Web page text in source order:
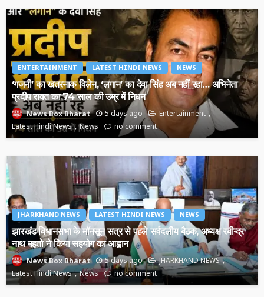
ENTERTAINMENT LATEST HINDI NEWS NEWS
‘गजनी’ का खतरनाक विलेन, ‘लगान’ का देवा सिंह अब नहीं रहा… अभिनेता
प्रदीप रावत का 74 साल की उम्र में निधन
News Box Bharat 5 days ago
Entertainment
Latest Hindi News
News no comment
JHARKHAND NEWS LATEST HINDI NEWS NEWS
झारखंड विधानसभा के मॉनसून सत्र से पहले सर्वदलीय बैठक, अध्यक्ष रबीन्द्र
नाथ महतो ने किया सहयोग का आह्वान
News Box Bharat 5 days ago
JHARKHAND NEWS
Latest Hindi News
News no comment